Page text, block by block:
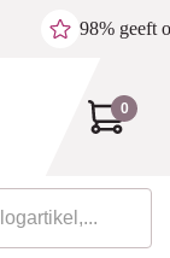
98% geeft
0